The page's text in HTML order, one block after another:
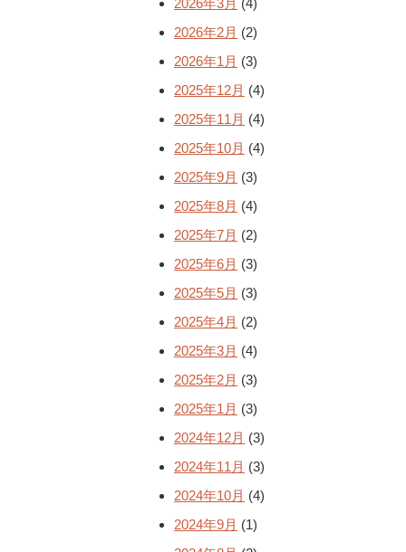
2026年3月 (4)
2026年2月 (2)
2026年1月 (3)
2025年12月 (4)
2025年11月 (4)
2025年10月 (4)
2025年9月 (3)
2025年8月 (4)
2025年7月 (2)
2025年6月 (3)
2025年5月 (3)
2025年4月 (2)
2025年3月 (4)
2025年2月 (3)
2025年1月 (3)
2024年12月 (3)
2024年11月 (3)
2024年10月 (4)
2024年9月 (1)